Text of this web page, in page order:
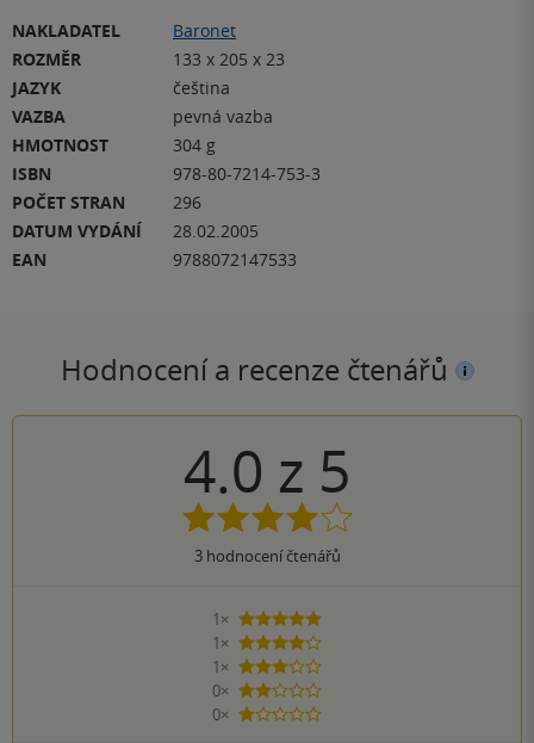
NAKLADATEL
Baronet
ROZMĚR
133 x 205 x 23
JAZYK
čeština
VAZBA
pevná vazba
HMOTNOST
304 g
ISBN
978-80-7214-753-3
POČET STRAN
296
DATUM VYDÁNÍ
28.02.2005
EAN
9788072147533
Hodnocení a recenze čtenářů
4.0 z 5
3hodnocení čtenářů
1×
5 hvězdiček
1×
4 hvězdičky
1×
3 hvězdičky
0×
2 hvězdičky
0×
1 hvezdička